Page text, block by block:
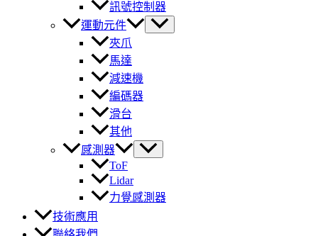
訊號控制器
運動元件
夾爪
馬達
減速機
編碼器
滑台
其他
感測器
ToF
Lidar
力覺感測器
技術應用